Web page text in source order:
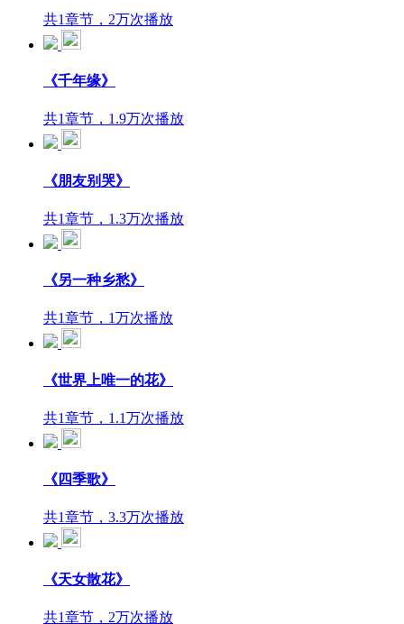
共1章节，2万次播放
《千年缘》
共1章节，1.9万次播放
《朋友别哭》
共1章节，1.3万次播放
《另一种乡愁》
共1章节，1万次播放
《世界上唯一的花》
共1章节，1.1万次播放
《四季歌》
共1章节，3.3万次播放
《天女散花》
共1章节，2万次播放